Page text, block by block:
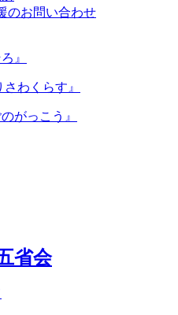
のお問い合わせ
』
わくらす』
がっこう』